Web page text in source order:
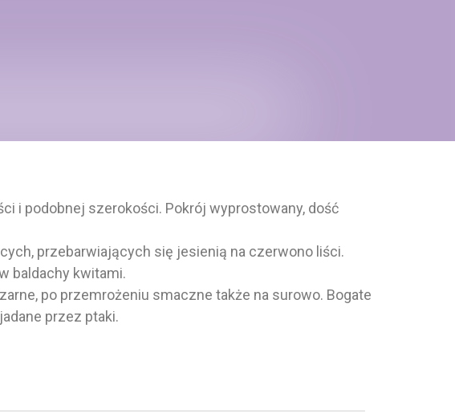
i podobnej szerokości. Pokrój wyprostowany, dość
przebarwiających się jesienią na czerwono liści.
baldachy kwitami.
po przemrożeniu smaczne także na surowo. Bogate
przez ptaki.